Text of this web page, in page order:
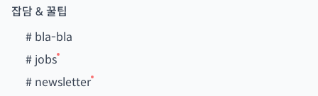
잡담 & 꿀팁
# bla-bla
# jobs
# newsletter